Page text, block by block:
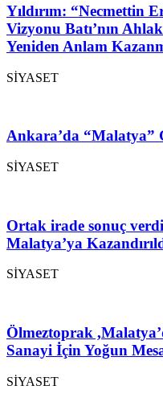
Yıldırım: “Necmettin
Vizyonu Batı’nın
Yeniden Anlam
SİYASET
Ankara’da “Malatya”
SİYASET
Ortak irade sonuç
Malatya’ya
SİYASET
Ölmeztoprak
Sanayi İçin Yoğun
SİYASET